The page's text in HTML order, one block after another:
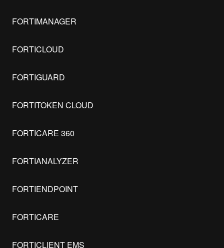
FORTIMANAGER
FORTICLOUD
FORTIGUARD
FORTITOKEN CLOUD
FORTICARE 360
FORTIANALYZER
FORTIENDPOINT
FORTICARE
FORTICLIENT EMS